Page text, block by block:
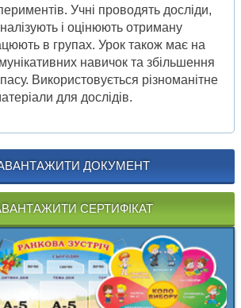
Учні проводять досліди,
і оцінюють отриману
в групах. Урок також має на
навичок та збільшення
Використовується різноманітне
для дослідів.
ДОКУМЕНТ
СЕРТИФІКАТ